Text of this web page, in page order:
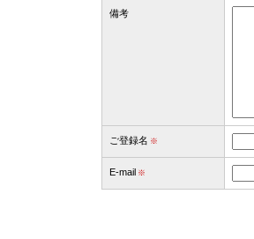
備考
ご登録名 ※
E-mail ※